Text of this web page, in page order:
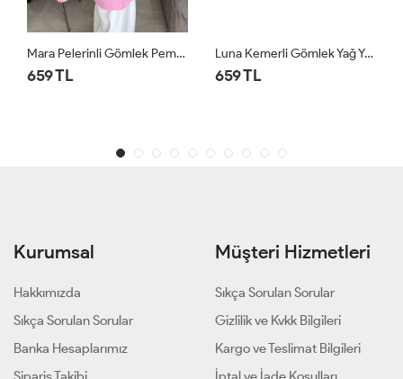
Mara Pelerinli Gömlek Pembe
659 TL
Luna Kemerli Gömlek Yağ Yeşili
659 TL
Kurumsal
Hakkımızda
Sıkça Sorulan Sorular
Banka Hesaplarımız
Müşteri Hizmetleri
Sıkça Sorulan Sorular
Gizlilik ve Kvkk Bilgileri
Kargo ve Teslimat Bilgileri